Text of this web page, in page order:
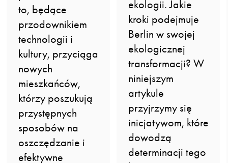
to, będące
przodownikiem
technologii i
kultury, przyciąga
nowych
mieszkańców,
którzy poszukują
przystępnych
sposobów na
oszczędzanie i
efektywne
ekologii. Jakie
kroki podejmuje
Berlin w swojej
ekologicznej
transformacji? W
niniejszym
artykule
przyjrzymy się
inicjatywom, które
dowodzą
determinacji tego